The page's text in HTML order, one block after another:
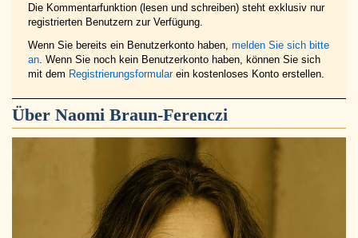
Die Kommentarfunktion (lesen und schreiben) steht exklusiv nur
registrierten Benutzern zur Verfügung.
Wenn Sie bereits ein Benutzerkonto haben, melden Sie sich bitte
an . Wenn Sie noch kein Benutzerkonto haben, können Sie sich
mit dem Registrierungsformularein kostenloses Konto erstellen.
Über Naomi Braun-Ferenczi